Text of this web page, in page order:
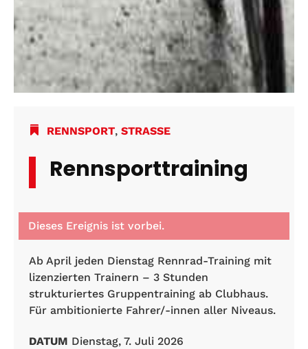
RENNSPORT,STRASSE
Rennsporttraining
Dieses Ereignis ist vorbei.
Ab April jeden Dienstag Rennrad-Training mit
lizenzierten Trainern – 3 Stunden
strukturiertes Gruppentraining ab Clubhaus.
Für ambitionierte Fahrer/-innen aller Niveaus.
DATUM Dienstag, 7. Juli 2026